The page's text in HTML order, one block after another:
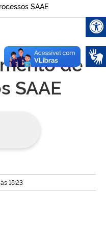
SAAE
de
SAAE
18:23